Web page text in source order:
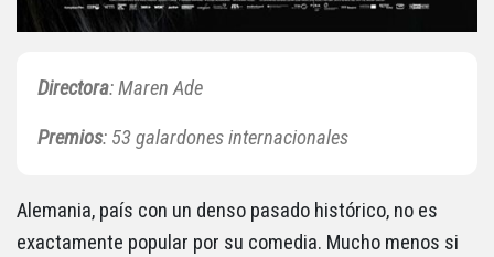
Directora: Maren Ade
Premios: 53 galardones internacionales
Alemania, país con un denso pasado histórico, no es
exactamente popular por su comedia. Mucho menos si